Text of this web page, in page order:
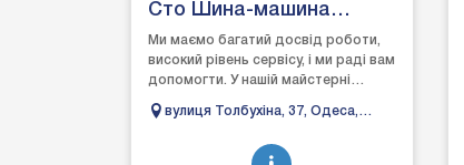
Сто Шина-машина
сервіс
Ми маємо багатий досвід роботи,
високий рівень сервісу, і ми раді вам
допомогти. У нашій майстерні
скористатися можлив...
вулиця Толбухіна, 37, Одеса,